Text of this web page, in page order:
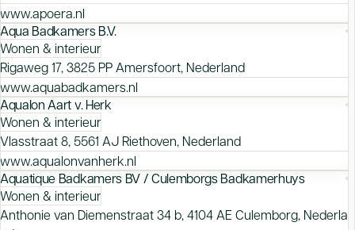
www.apoera.nl
Aqua Badkamers B.V.
Wonen & interieur
Rigaweg 17, 3825 PP Amersfoort, Nederland
www.aquabadkamers.nl
Aqualon Aart v. Herk
Wonen & interieur
Vlasstraat 8, 5561 AJ Riethoven, Nederland
www.aqualonvanherk.nl
Aquatique Badkamers BV / Culemborgs Badkamerhuys
Wonen & interieur
Anthonie van Diemenstraat 34 b, 4104 AE Culemborg, Nederla